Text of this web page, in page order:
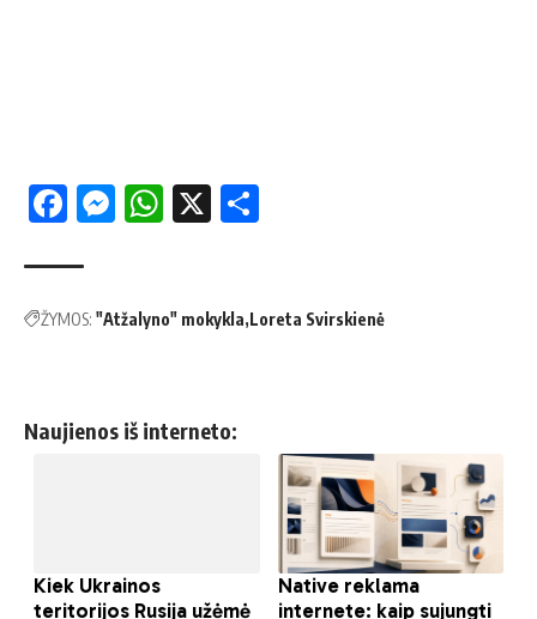
Facebook
Messenger
WhatsApp
X
ŽYMOS: "Atžalyno" mokykla Loreta Svirskienė
Naujienos iš interneto: